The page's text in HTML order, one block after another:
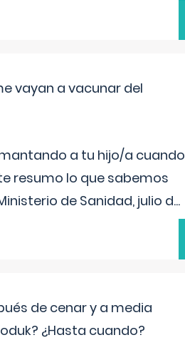
vayan a vacunar del
a tu hijo/a cuando
resumo lo que sabemos
de Sanidad, julio d...
de cenar y a media
¿Hasta cuando?